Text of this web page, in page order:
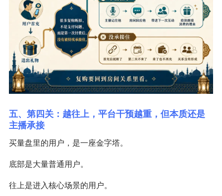
五、第四关：越往上，平台干预越重，但本质还是
主播承接
买量盘里的用户，是一座金字塔。
底部是大量普通用户。
往上是进入核心场景的用户。